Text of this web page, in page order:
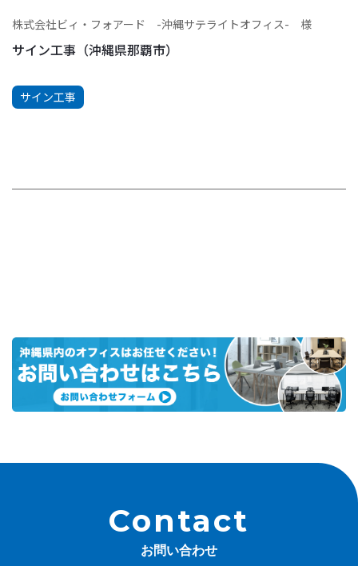
株式会社ビィ・フォアード -沖縄サテライトオフィス- 様
サイン工事（沖縄県那覇市）
サイン工事
contact
お問い合わせ